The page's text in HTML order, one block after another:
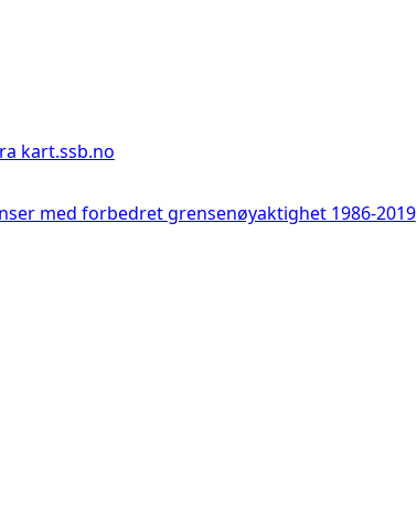
kart.ssb.no
med forbedret grensenøyaktighet 1986-2019